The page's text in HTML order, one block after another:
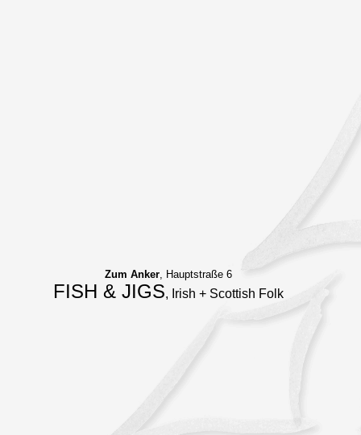
Zum Anker, Hauptstraße 6
FISH & JIGS, Irish + Scottish Folk